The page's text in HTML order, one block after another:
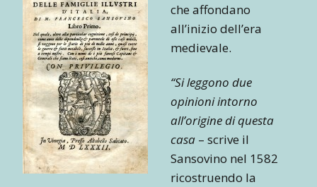
che affondano
all’inizio dell’era
medievale.
“Si leggono due
opinioni intorno
all’origine di questa
casa – scrive il
Sansovino nel 1582
ricostruendo la